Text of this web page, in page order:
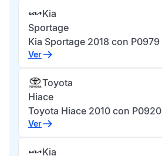
Kia
Sportage
Kia Sportage 2018 con P0979
Ver
Toyota
Hiace
Toyota Hiace 2010 con P0920
Ver
Kia